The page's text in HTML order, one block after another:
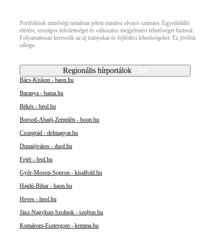
Portfóliónk minőségi tartalmat jelent minden olvasó számára. Egyedülálló
elérést, országos lefedettséget és változatos megjelenési lehetőséget biztosít.
Folyamatosan keressük az új irányokat és fejlődési lehetőségeket. Ez jövőnk
záloga.
Regionális hírportálok
Bács-Kiskun - baon.hu
Baranya - bama.hu
Békés - beol.hu
Borsod-Abaúj-Zemplén - boon.hu
Csongrád - delmagyar.hu
Dunaújváros - duol.hu
Fejér - feol.hu
Győr-Moson-Sopron - kisalfold.hu
Hajdú-Bihar - haon.hu
Heves - heol.hu
Jász-Nagykun-Szolnok - szoljon.hu
Komárom-Esztergom - kemma.hu